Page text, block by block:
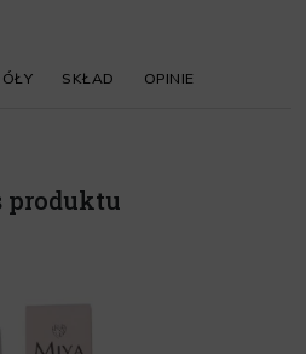
SKŁAD OPINIE
produktu